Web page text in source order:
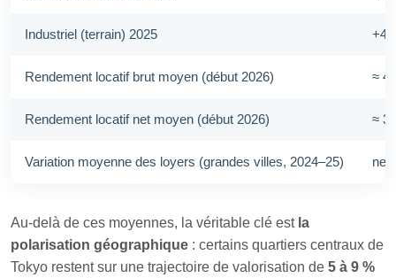
Industriel (terrain) 2025
Rendement locatif brut moyen (début 2026) ≈
Rendement locatif net moyen (début 2026) ≈
Variation moyenne des loyers (grandes villes, 2024–25)
Au‑delà de ces moyennes, la véritable clé est la
polarisation géographique : certains quartiers centraux de
Tokyo restent sur une trajectoire de valorisation de 5 à 9 %